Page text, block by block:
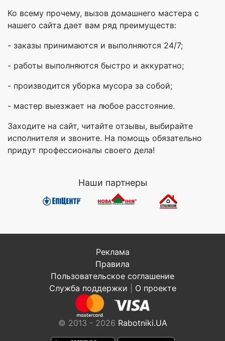
Ко всему прочему, вызов домашнего мастера с
нашего сайта дает вам ряд преимуществ:
- заказы принимаются и выполняются 24/7;
- работы выполняются быстро и аккуратно;
- производится уборка мусора за собой;
- мастер выезжает на любое расстояние.
Заходите на сайт, читайте отзывы, выбирайте
исполнителя и звоните. На помощь обязательно
придут профессионалы своего дела!
Наши партнеры
Реклама
Правила
Пользовательское соглашение
Служба поддержки
О проекте
© 2013 - 2026 Rabotniki.UA